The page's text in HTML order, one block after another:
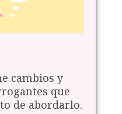
cambios y
que
de abordarlo.